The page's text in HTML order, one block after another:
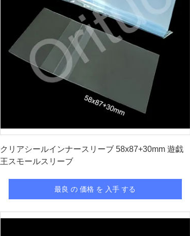
クリアシールインナースリーブ 58x87+30mm 遊戯
王スモールスリーブ
最良 の 価格 を 入手 する